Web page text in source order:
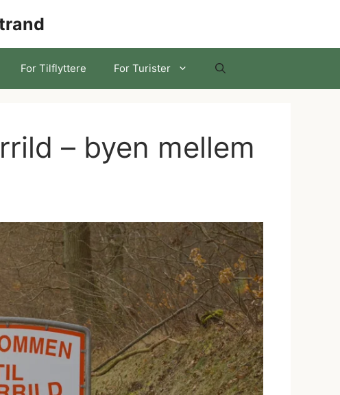
For Tilflyttere For Turister
– byen mellem